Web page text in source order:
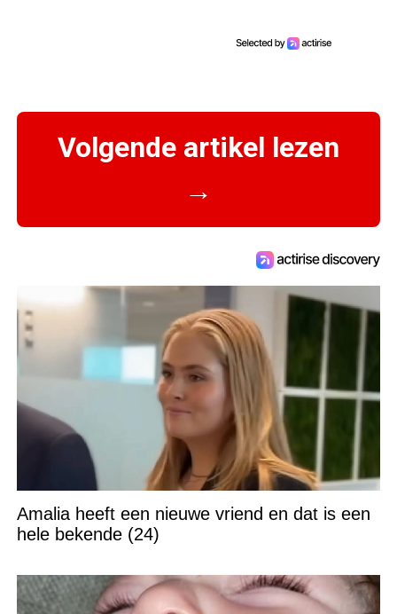
Volgende artikel lezen
→
Amalia heeft een nieuwe vriend en dat is een
hele bekende (24)